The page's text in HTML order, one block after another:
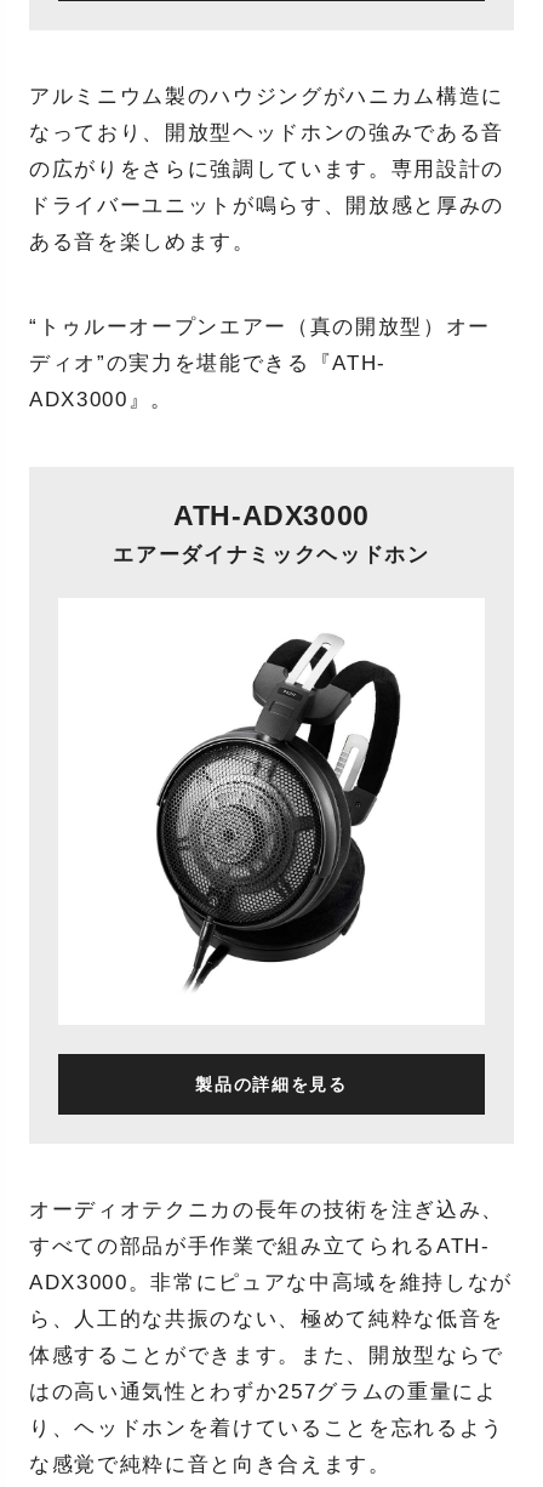
アルミニウム製のハウジングがハニカム構造に
なっており、開放型ヘッドホンの強みである音
の広がりをさらに強調しています。専用設計の
ドライバーユニットが鳴らす、開放感と厚みの
ある音を楽しめます。
“トゥルーオープンエアー（真の開放型）オー
ディオ”の実力を堪能できる『ATH-
ADX3000』。
ATH-ADX3000
エアーダイナミックヘッドホン
製品の詳細を見る
オーディオテクニカの長年の技術を注ぎ込み、
すべての部品が⼿作業で組み⽴てられるATH-
ADX3000。⾮常にピュアな中⾼域を維持しなが
ら、⼈⼯的な共振のない、極めて純粋な低⾳を
体感することができます。また、開放型ならで
はの⾼い通気性とわずか257グラムの重量によ
り、ヘッドホンを着けていることを忘れるよう
な感覚で純粋に⾳と向き合えます。